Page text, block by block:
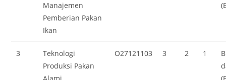
Manajemen
Pemberian Pakan
Ikan
3
Teknologi
Produksi Pakan
O27121103 3 2 1